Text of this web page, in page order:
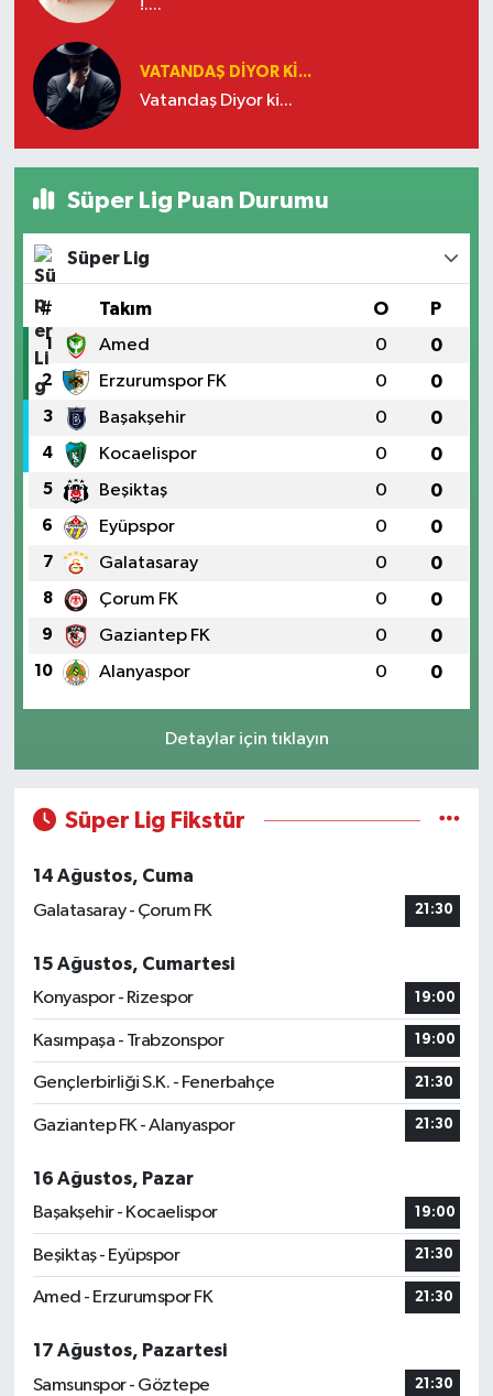
!....
VATANDAŞ DIYOR KI...
Vatandaş Diyor ki...
Süper Lig Puan Durumu
Süper Lig
# Takım O P
1 Amed 0 0
2 Erzurumspor FK 0 0
3 Başakşehir 0 0
4 Kocaelispor 0 0
5 Beşiktaş 0 0
6 Eyüpspor 0 0
7 Galatasaray 0 0
8 Çorum FK 0 0
9 Gaziantep FK 0 0
10 Alanyaspor 0 0
Detaylar için tıklayın
Süper Lig Fikstür
14 Ağustos, Cuma
Galatasaray - Çorum FK
21:30
15 Ağustos, Cumartesi
Konyaspor - Rizespor
19:00
Kasımpaşa - Trabzonspor 19:00
Gençlerbirliği S.K. - Fenerbahçe 21:30
Gaziantep FK - Alanyaspor 21:30
16 Ağustos, Pazar
Başakşehir - Kocaelispor
19:00
Beşiktaş - Eyüpspor 21:30
Amed - Erzurumspor FK 21:30
17 Ağustos, Pazartesi
Samsunspor - Göztepe
21:30